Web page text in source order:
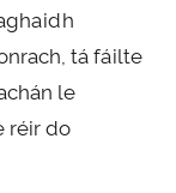
tá fáilte
le
réir do